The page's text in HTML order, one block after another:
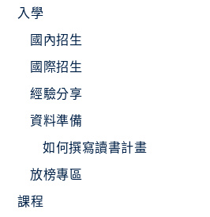
入學
國內招生
國際招生
經驗分享
資料準備
如何撰寫讀書計畫
放榜專區
課程